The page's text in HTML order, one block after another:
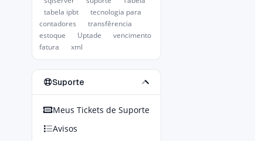
tabela ipbt
tecnologia para
contadores
transfêrencia
estoque
Uptade
vencimento
fatura
xml
Suporte
Meus Tickets de Suporte
Avisos